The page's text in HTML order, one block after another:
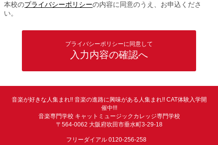
本校のプライバシーポリシーの内容に同意のうえ、お申込くださ
い。
プライバシーポリシーに同意して
入力内容の確認へ
音楽が好きな人集まれ!! 音楽の進路に興味がある人集まれ!! CAT体験入学開
催中!!!
音楽専門学校 キャットミュージックカレッジ専門学校
〒564-0062 大阪府吹田市垂水町3-29-18
フリーダイアル 0120-256-258